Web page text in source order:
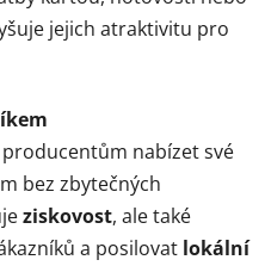
jejich atraktivitu pro
nabízet své
bez zbytečných
ziskovost, ale také
a posilovat lokální